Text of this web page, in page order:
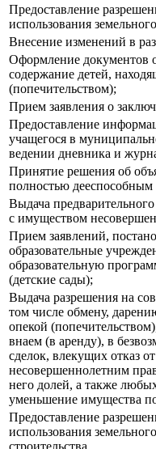
Предоставление
использования
Внесение изменений в
Оформление документов
содержание детей,
(попечительством);
Прием заявления о
Предоставление
учащегося в
ведении дневника и
Принятие решения об
полностью
Выдача
с имуществом
Прием заявлений,
образовательные
образовательную
(детские сады);
Выдача разрешения на
том числе обмену,
опекой
внаем (в аренду), в
сделок, влекущих отказ
несовершеннолетним
него долей, а также
уменьшение имущества
Предоставление
использования